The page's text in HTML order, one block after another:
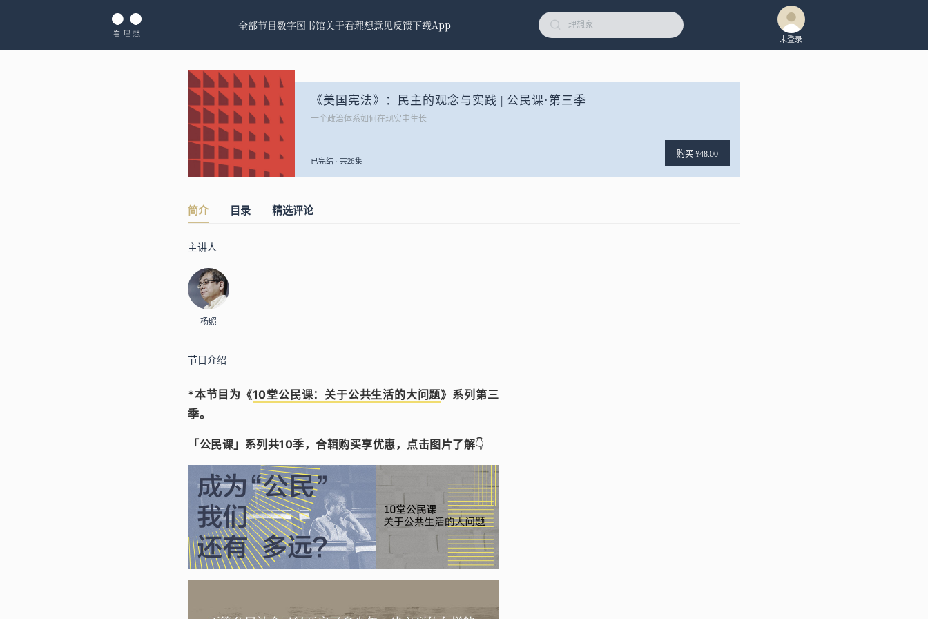
全部节目数字图书馆关于看理想意见反馈下载App
未登录
《美国宪法》：民主的观念与实践 | 公民课·第三季
一个政治体系如何在现实中生长
已完结 · 共26集
购买 ¥48.00
简介 目录 精选评论
主讲人
杨照
节目介绍
*本节目为《10堂公民课：关于公共生活的大问题》系列第三
季。
「公民课」系列共10季，合辑购买享优惠，点击图片了解👇